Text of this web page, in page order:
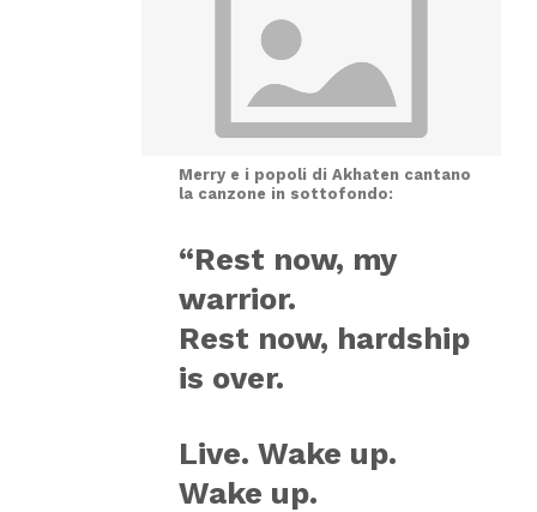
Merry e i popoli di Akhaten cantano
la canzone in sottofondo:
“Rest now, my
warrior.
Rest now, hardship
is over.
Live. Wake up.
Wake up.